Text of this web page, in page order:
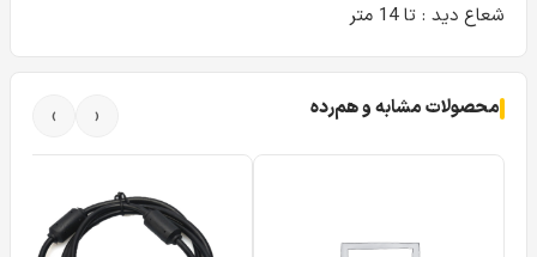
شعاع دید : تا 14 متر
محصولات مشابه و هم‌رده ‹
›